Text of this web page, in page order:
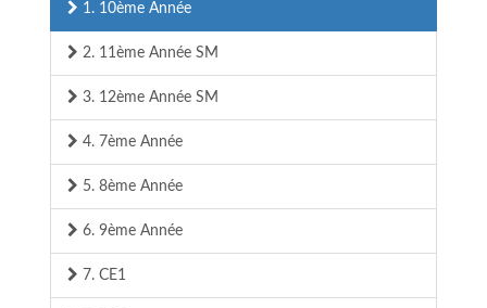
1. 10ème Année
2. 11ème Année SM
3. 12ème Année SM
4. 7ème Année
5. 8ème Année
6. 9ème Année
7. CE1